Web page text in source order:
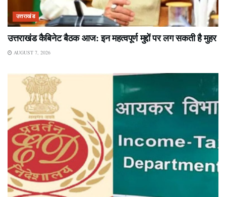
उत्तराखंड
उत्तराखंड कैबिनेट बैठक आज: इन महत्वपूर्ण मुद्दों पर लग सकती है मुहर
AUGUST 7, 2026